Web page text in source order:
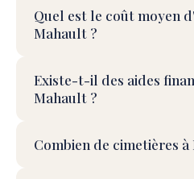
Quel est le coût moyen
Mahault ?
Existe-t-il des aides
Mahault ?
Combien de cimetières